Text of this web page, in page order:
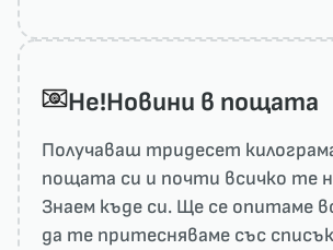
He!Новини в пощата
Получаваш тридесет
пощата си и почти всичко те
Знаем къде си. Ще се опитаме
да те притесняваме със